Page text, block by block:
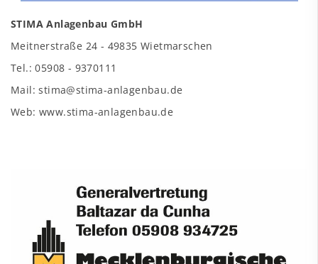
STIMA Anlagenbau GmbH
Meitnerstraße 24 - 49835 Wietmarschen
Tel.: 05908 - 9370111
Mail: stima@stima-anlagenbau.de
Web: www.stima-anlagenbau.de